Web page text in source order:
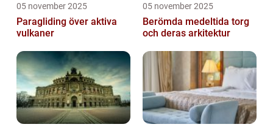
05 november 2025
Paragliding över aktiva
vulkaner
05 november 2025
Berömda medeltida torg
och deras arkitektur